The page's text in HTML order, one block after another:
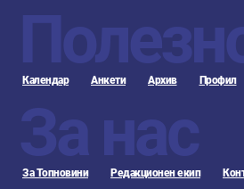
Календар Анкети Архив Профил
За нас
За Топновини Редакционен екип